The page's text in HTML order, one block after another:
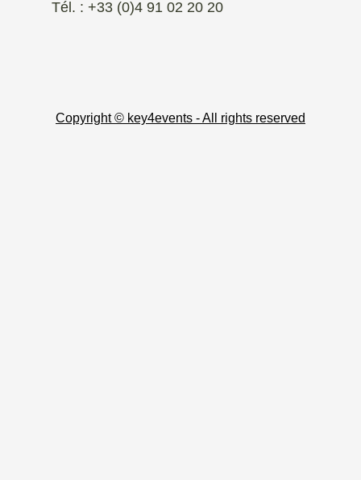
Tél. : +33 (0)4 91 02 20 20
Copyright © key4events - All rights reserved